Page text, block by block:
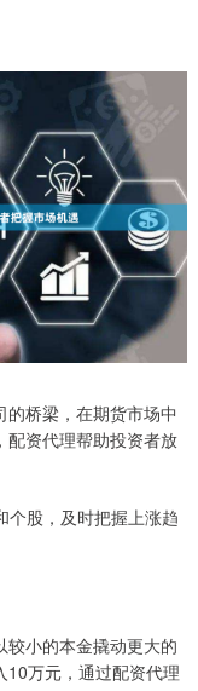
桥梁，在期货市场中
配资代理帮助投资者放
个股，及时把握上涨趋
小的本金撬动更大的
10万元，通过配资代理